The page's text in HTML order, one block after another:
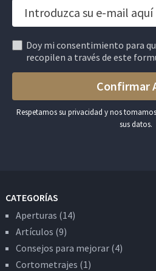
Doy mi consentimiento para
recopilen a través de este
Respetamos su privacidad y nos
sus datos.
CATEGORÍAS
Aperturas (14)
Artículos (9)
Consejos para mejorar(4)
Cortometrajes (1)